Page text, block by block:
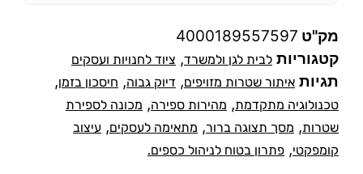
מק"ט 4000189557597
קטגוריות לבית לגן ולמשרד, ציוד לחנויות ועסקים
תגיות איתור שטרות מזויפים, דיוק גבוה, חיסכון בזמן,
טכנולוגיה מתקדמת, מהירות ספירה, מכונה לספירת
שטרות, מסך תצוגה ברור, מתאימה לעסקים, עיצוב
קומפקטי, פתרון בטוח לניהול כספים.